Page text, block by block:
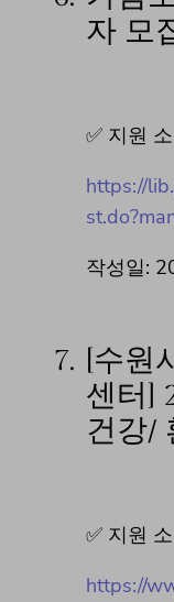
자 모
✅ 지원
https://
작성일:
7.
[수원
센터]
건강/
✅ 지원
https://